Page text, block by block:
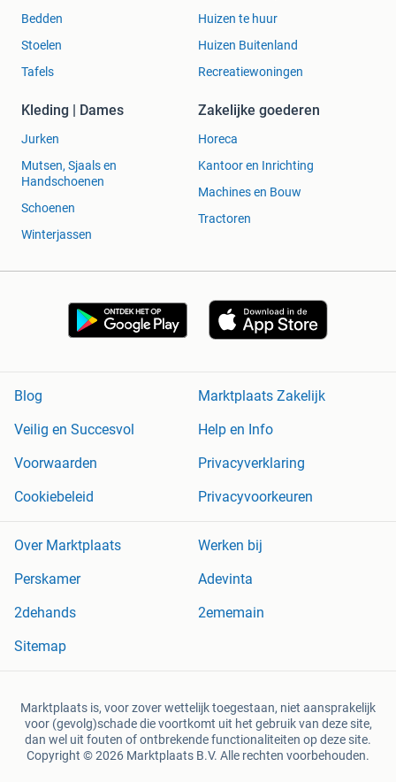
Bedden
Stoelen
Tafels
Huizen te huur
Huizen Buitenland
Recreatiewoningen
Kleding | Dames
Jurken
Mutsen, Sjaals en
Handschoenen
Schoenen
Winterjassen
Zakelijke goederen
Horeca
Kantoor en Inrichting
Machines en Bouw
Tractoren
Blog
Marktplaats Zakelijk
Veilig en Succesvol
Help en Info
Voorwaarden
Privacyverklaring
Cookiebeleid
Privacyvoorkeuren
Over Marktplaats
Werken bij
Perskamer
Adevinta
2dehands
2ememain
Sitemap
Marktplaats is, voor zover wettelijk toegestaan, niet aansprakelijk
voor (gevolg)schade die voortkomt uit het gebruik van deze site,
dan wel uit fouten of ontbrekende functionaliteiten op deze site.
Copyright © 2026 Marktplaats B.V. Alle rechten voorbehouden.